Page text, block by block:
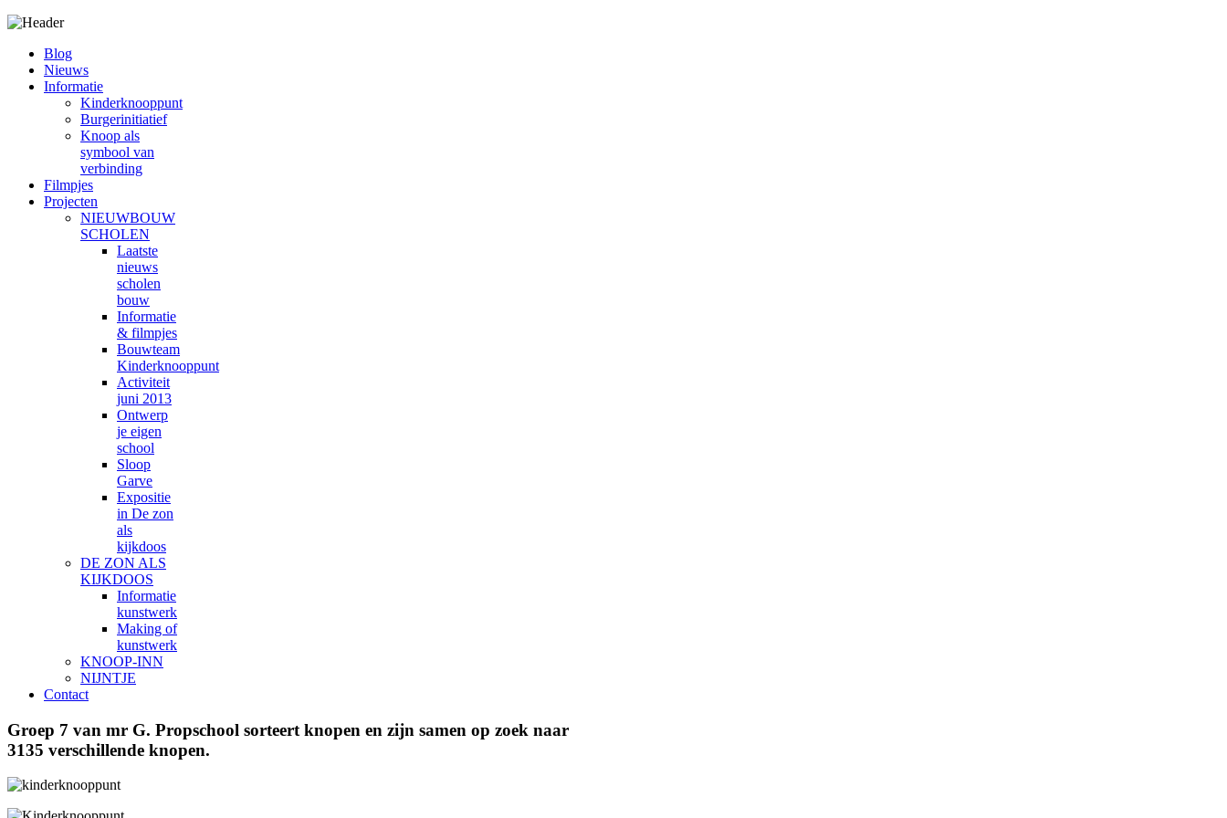
Blog
Nieuws
Informatie
Kinderknooppunt
Burgerinitiatief
Knoop als
symbool van
verbinding
Filmpjes
Projecten
NIEUWBOUW
SCHOLEN
Laatste
nieuws
scholen
bouw
Informatie
& filmpjes
Bouwteam
Kinderknooppunt
Activiteit
juni 2013
Ontwerp
je eigen
school
Sloop
Garve
Expositie
in De zon
als
kijkdoos
DE ZON ALS
KIJKDOOS
Informatie
kunstwerk
Making of
kunstwerk
KNOOP-INN
NIJNTJE
Contact
Groep 7 van mr G. Propschool sorteert knopen en zijn samen op zoek naar
3135 verschillende knopen.